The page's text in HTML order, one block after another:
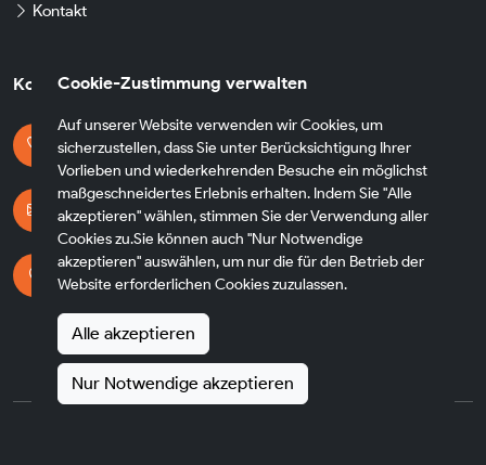
Cookie-Zustimmung verwalten
Auf unserer Website verwenden wir Cookies, um
sicherzustellen, dass Sie unter Berücksichtigung Ihrer
Vorlieben und wiederkehrenden Besuche ein möglichst
maßgeschneidertes Erlebnis erhalten. Indem Sie "Alle
akzeptieren" wählen, stimmen Sie der Verwendung aller
Cookies zu.Sie können auch "Nur Notwendige
akzeptieren" auswählen, um nur die für den Betrieb der
Website erforderlichen Cookies zuzulassen.
Alle akzeptieren
Nur Notwendige akzeptieren
Kontakt
Kontaktdaten
Kontaktieren Sie uns
+49 174 8790930
E-mail Adresse
info@fh-transfer.de
Adresse
Heppenheimer Str. 56
65428 Rüsselsheim am Main
Germany